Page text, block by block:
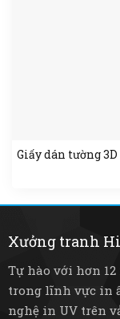
Giấy dán tường
Xưởng tranh
Tự hào với hơn
trong lĩnh vực in
nghệ in UV trên